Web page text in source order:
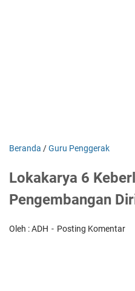
Beranda /Guru Penggerak
Lokakarya 6
Pengembangan
Oleh : ADH Posting Komentar